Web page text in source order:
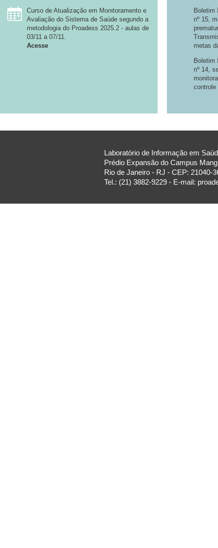
Curso de Atualização em Monitoramento e
Avaliação do Sistema de Saúde segundo a
metodologia do Proadess 2025.2 - aulas de
03/11 a 07/11.
Acesse
Boletim
nº 15,
metas
Boletim
nº 14,
controle
Laboratório de Informação em
Prédio Expansão do Campus
Rio de Janeiro - RJ - CEP: 21040-
Tel.: (21) 3882-9229 - E-mail: